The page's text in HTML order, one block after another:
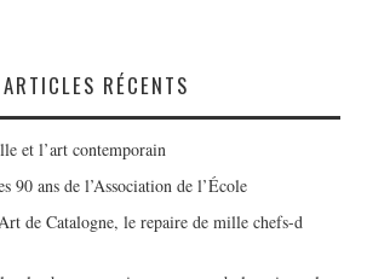
ARTICLES RÉCENTS
et l’art contemporain
90 ans de l’Association de l’École
de Catalogne, le repaire de mille chefs-d